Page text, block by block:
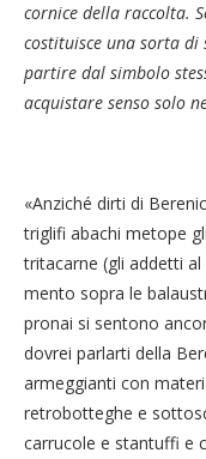
cornice della raccolta.
costituisce una sorta di
partire dal simbolo
acquistare senso solo
«Anziché dirti di
triglifi abachi metope
tritacarne (gli addetti
mento sopra le
pronai si sentono
dovrei parlarti della
armeggianti con
retrobotteghe e
carrucole e stantuffi e